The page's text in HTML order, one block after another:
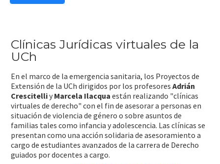
Clínicas Jurídicas virtuales de la
UCh
En el marco de la emergencia sanitaria, los Proyectos de
Extensión de la UCh dirigidos por los profesores Adrián
Crescitelliy Marcela Ilacqua están realizando "clínicas
virtuales de derecho" con el fin de asesorar a personas en
situación de violencia de género o sobre asuntos de
familias tales como infancia y adolescencia. Las clínicas se
presentan como una acción solidaria de asesoramiento a
cargo de estudiantes avanzados de la carrera de Derecho
guiados por docentes a cargo.